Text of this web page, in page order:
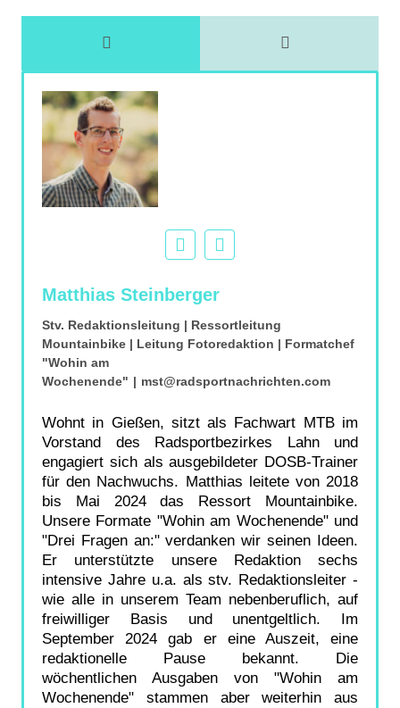
Matthias Steinberger
Stv. Redaktionsleitung | Ressortleitung
Mountainbike | Leitung Fotoredaktion | Formatchef
"Wohin am
Wochenende" | mst@radsportnachrichten.com
Wohnt in Gießen, sitzt als Fachwart MTB im
Vorstand des Radsportbezirkes Lahn und
engagiert sich als ausgebildeter DOSB-Trainer
für den Nachwuchs. Matthias leitete von 2018
bis Mai 2024 das Ressort Mountainbike.
Unsere Formate "Wohin am Wochenende" und
"Drei Fragen an:" verdanken wir seinen Ideen.
Er unterstützte unsere Redaktion sechs
intensive Jahre u.a. als stv. Redaktionsleiter -
wie alle in unserem Team nebenberuflich, auf
freiwilliger Basis und unentgeltlich. Im
September 2024 gab er eine Auszeit, eine
redaktionelle Pause bekannt. Die
wöchentlichen Ausgaben von "Wohin am
Wochenende" stammen aber weiterhin aus